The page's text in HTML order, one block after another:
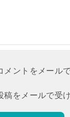
メントをメール
稿をメールで受